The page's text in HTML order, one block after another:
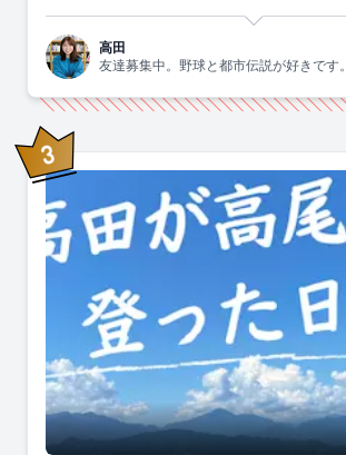
高田
友達募集中。野球と都市伝説が好きです。
3位